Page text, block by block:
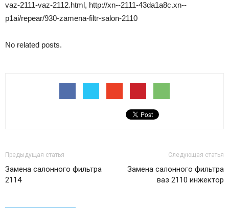
vaz-2111-vaz-2112.html, http://xn--2111-43da1a8c.xn--
p1ai/repear/930-zamena-filtr-salon-2110
No related posts.
Предыдущая статья
Замена салонного фильтра
2114
Следующая статья
Замена салонного фильтра
ваз 2110 инжектор